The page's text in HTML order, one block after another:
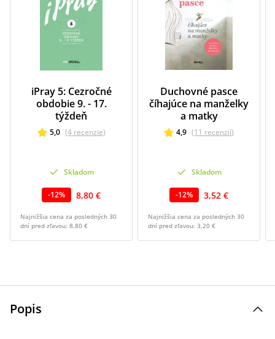
iPray 5: Cezročné
obdobie 9. - 17.
týždeň
5,0 (4 recenzie)
Skladom
-12% 8,80 €
Najnižšia cena za posledných 30
dní pred zľavou: 8,80 €
Duchovné pasce
číhajúce na manželky
a matky
4,9 (11 recenzií)
Skladom
-12% 3,52 €
Najnižšia cena za posledných 30
dní pred zľavou: 3,20 €
Popis